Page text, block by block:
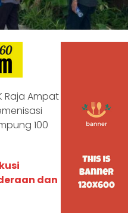
Raja Ampat
100
dan